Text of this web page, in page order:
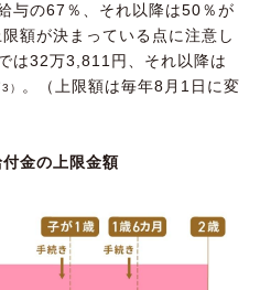
与の67％、それ以降は50％が
額が決まっている点に注意し
は32万3,811円、それ以降は
3） 。（上限額は毎年8月1日に変
付金の上限金額